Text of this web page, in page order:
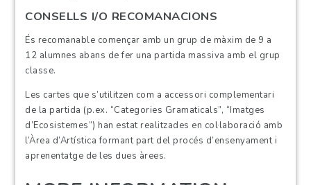
CONSELLS I/O RECOMANACIONS
És recomanable començar amb un grup de màxim de 9 a
12 alumnes abans de fer una partida massiva amb el grup
classe.
Les cartes que s’utilitzen com a accessori complementari
de la partida (p.ex. “Categories Gramaticals”, “Imatges
d’Ecosistemes”) han estat realitzades en col·laboració amb
l’Àrea d’Artística formant part del procés d’ensenyament i
aprenentatge de les dues àrees.